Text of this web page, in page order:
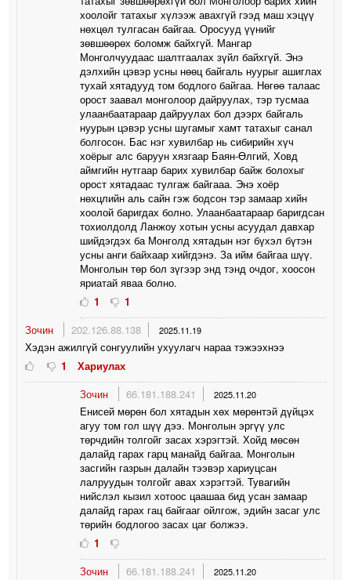
хоолойг татахыг хүлээж авахгүй гээд маш хэцүү
нөхцөл тулгасан байгаа. Оросууд үүнийг
зөвшөөрөх боломж байхгүй. Мангар
Монголчуудаас шалтгаалах зүйл байхгүй. Энэ
дэлхийн цэвэр усны нөөц байгаль нуурыг ашиглах
тухай хятадууд том бодлого байгаа. Нөгөө талаас
орост заавал монголоор дайруулах, тэр тусмаа
улаанбаатараар дайруулах бол дээрх байгаль
нуурын цэвэр усны шугамыг хамт татахыг санал
болгосон. Бас нэг хувилбар нь сибирийн хүч
хоёрыг алс баруун хязгаар Баян-Өлгий, Ховд
аймгийн нутгаар барих хувилбар байж болохыг
орост хятадаас тулгаж байгааа. Энэ хоёр
нөхцлийн аль сайн гэж бодсон тэр замаар хийн
хоолой баригдах болно. Улаанбаатараар баригдсан
тохиолдолд Ланжоу хотын усны асуудал давхар
шийдэгдэх ба Монголд хятадын нэг бүхэл бүтэн
усны анги байхаар хийгдэнэ. За ийм байгаа шүү.
Монголын төр бол зүгээр энд тэнд очдог, хоосон
яриатай яваа болно.
1
1
Зочин
202.126.88.138 2025.11.19
Хэдэн ажилгүй сонгуулийн ухуулагч нараа тэжээхнээ
1
Хариулах
Зочин
66.181.188.241 2025.11.20
Енисей мөрөн бол хятадын хөх мөрөнтэй дүйцэх
агуу том гол шүү дээ. Монголын эргүү улс
төрчдийн толгойг засах хэрэгтэй. Хойд мөсөн
далайд гарах гарц манайд байгаа. Монголын
засгийн газрын далайн тээвэр хариуцсан
лалруудын толгойг авах хэрэгтэй. Тувагийн
нийслэл кызил хотоос цаашаа бид усан замаар
далайд гарах гац байгааг ойлгож, эдийн засаг улс
төрийн бодлогоо засах цаг болжээ.
1
Зочин
66.181.188.241 2025.11.20